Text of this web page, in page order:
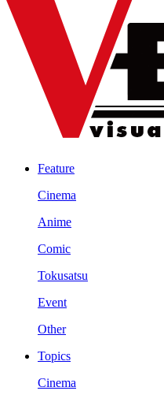
Feature
Cinema
Anime
Comic
Tokusatsu
Event
Other
Topics
Cinema